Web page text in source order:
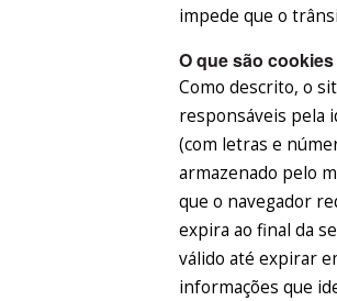
impede que o
O que são cookies
Como descrito, o
responsáveis pela
(com letras e
armazenado pelo
que o navegador
expira ao final da
válido até expirar
informações que